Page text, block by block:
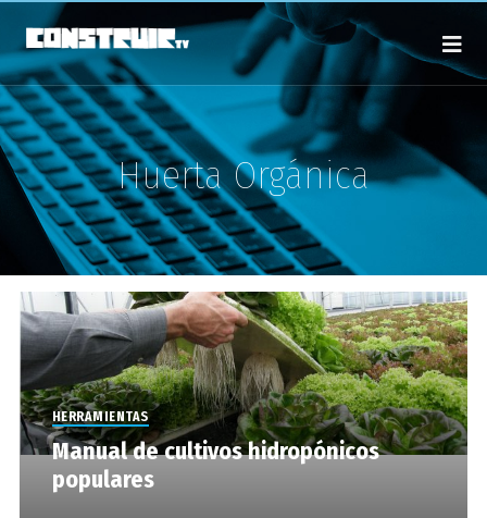
Huerta Orgánica
HERRAMIENTAS
Manual de cultivos hidropónicos
populares